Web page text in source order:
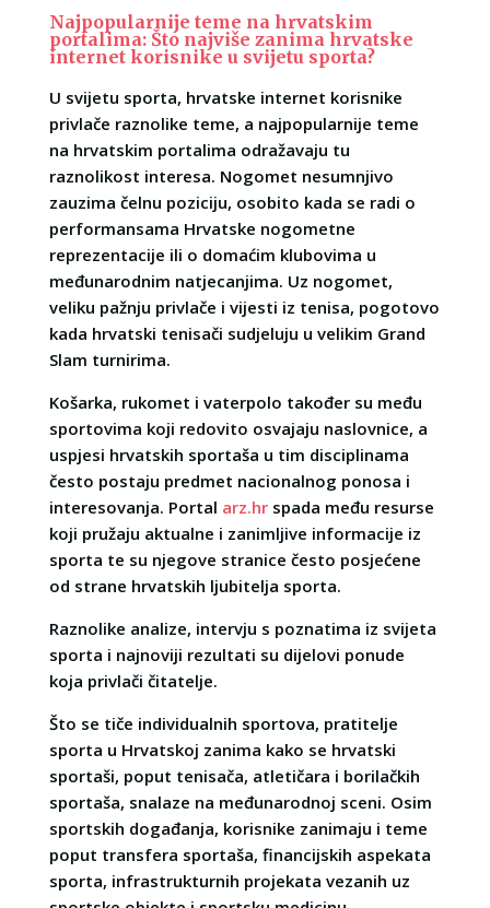
Najpopularnije teme na hrvatskim
portalima: Što najviše zanima hrvatske
internet korisnike u svijetu sporta?
U svijetu sporta, hrvatske internet korisnike
privlače raznolike teme, a najpopularnije teme
na hrvatskim portalima odražavaju tu
raznolikost interesa. Nogomet nesumnjivo
zauzima čelnu poziciju, osobito kada se radi o
performansama Hrvatske nogometne
reprezentacije ili o domaćim klubovima u
međunarodnim natjecanjima. Uz nogomet,
veliku pažnju privlače i vijesti iz tenisa, pogotovo
kada hrvatski tenisači sudjeluju u velikim Grand
Slam turnirima.
Košarka, rukomet i vaterpolo također su među
sportovima koji redovito osvajaju naslovnice, a
uspjesi hrvatskih sportaša u tim disciplinama
često postaju predmet nacionalnog ponosa i
interesovanja. Portal arz.hrspada među resurse
koji pružaju aktualne i zanimljive informacije iz
sporta te su njegove stranice često posjećene
od strane hrvatskih ljubitelja sporta.
Raznolike analize, intervju s poznatima iz svijeta
sporta i najnoviji rezultati su dijelovi ponude
koja privlači čitatelje.
Što se tiče individualnih sportova, pratitelje
sporta u Hrvatskoj zanima kako se hrvatski
sportaši, poput tenisača, atletičara i borilačkih
sportaša, snalaze na međunarodnoj sceni. Osim
sportskih događanja, korisnike zanimaju i teme
poput transfera sportaša, financijskih aspekata
sporta, infrastrukturnih projekata vezanih uz